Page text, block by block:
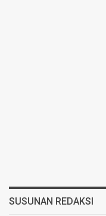
SUSUNAN REDAKSI